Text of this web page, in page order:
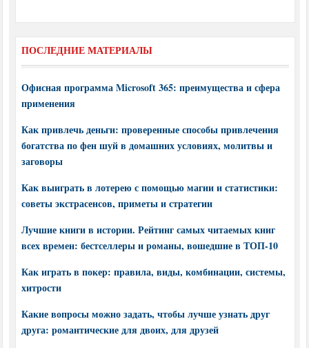
ПОСЛЕДНИЕ МАТЕРИАЛЫ
Офисная программа Microsoft 365: преимущества и сфера
применения
Как привлечь деньги: проверенные способы привлечения
богатства по фен шуй в домашних условиях, молитвы и
заговоры
Как выиграть в лотерею с помощью магии и статистики:
советы экстрасенсов, приметы и стратегии
Лучшие книги в истории. Рейтинг самых читаемых книг
всех времен: бестселлеры и романы, вошедшие в ТОП-10
Как играть в покер: правила, виды, комбинации, системы,
хитрости
Какие вопросы можно задать, чтобы лучше узнать друг
друга: романтические для двоих, для друзей